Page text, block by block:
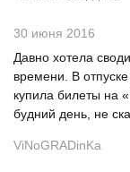
30 июня 2016
Давно хотела
времени. В
купила билеты на
будний день, не
ViNoGRADinKa